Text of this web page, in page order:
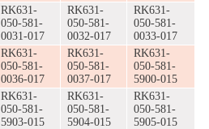
RK631-
050-581-
0031-017
RK631-
050-581-
0032-017
RK631-
050-581-
0033-017
RK631-
050-581-
0036-017
RK631-
050-581-
0037-017
RK631-
050-581-
5900-015
RK631-
050-581-
5903-015
RK631-
050-581-
5904-015
RK631-
050-581-
5905-015